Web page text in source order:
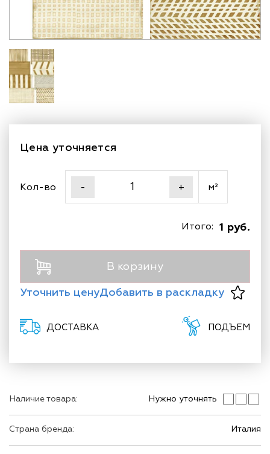
Наличие товара: Нужно уточнять
Страна бренда: Италия
Цена уточняется
Кол-во - + м²
1 руб.
Итого:
В корзину
Уточнить ценуДобавить в раскладку
ДОСТАВКА ПОДЪЕМ